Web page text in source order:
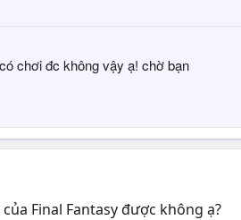
chơi đc không vậy ạ! chờ bạn
Final Fantasy được không ạ?